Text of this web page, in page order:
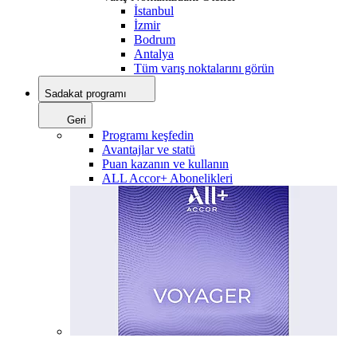
İstanbul
İzmir
Bodrum
Antalya
Tüm varış noktalarını görün
Sadakat programı
Geri
Programı keşfedin
Avantajlar ve statü
Puan kazanın ve kullanın
ALL Accor+ Abonelikleri